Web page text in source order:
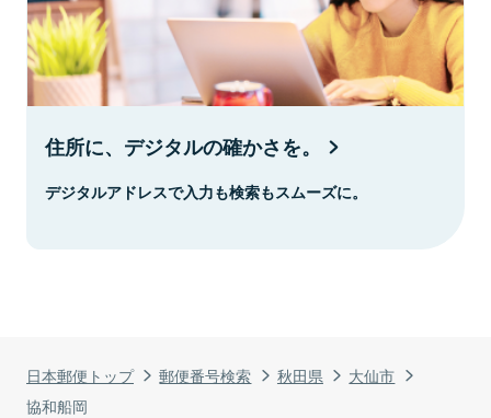
日本郵便トップ 郵便番号検索 秋田県
大仙市
協和船岡
住所に、デジタルの確かさを。
デジタルアドレスで入力も検索もスムーズに。